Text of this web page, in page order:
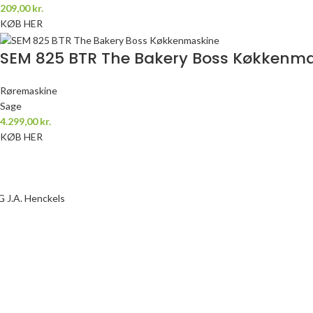
209,00kr.
KØB HER
SEM 825 BTR The Bakery Boss
Røremaskine
Sage
4.299,00kr.
KØB HER
J.A. Henckels